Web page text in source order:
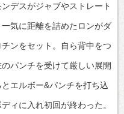
デスがジャブやストレート
気に距離を詰めたロンがダ
ンをセット。自ら背中をつ
パンチを受けて厳しい展開
エルボー&パンチを打ち込
ィに入れ初回が終わった。